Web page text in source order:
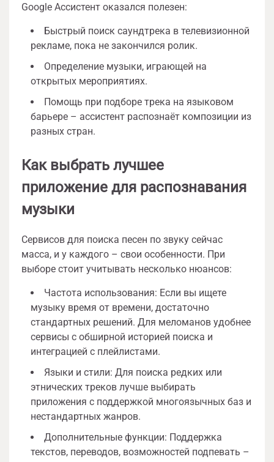
Google Ассистент оказался полезен:
Быстрый поиск саундтрека в телевизионной
рекламе, пока не закончился ролик.
Определение музыки, играющей на
открытых мероприятиях.
Помощь при подборе трека на языковом
барьере – ассистент распознаёт композиции из
разных стран.
Как выбрать лучшее
приложение для распознавания
музыки
Сервисов для поиска песен по звуку сейчас
масса, и у каждого – свои особенности. При
выборе стоит учитывать несколько нюансов:
Частота использования: Если вы ищете
музыку время от времени, достаточно
стандартных решений. Для меломанов удобнее
сервисы с обширной историей поиска и
интеграцией с плейлистами.
Языки и стили: Для поиска редких или
этнических треков лучше выбирать
приложения с поддержкой многоязычных баз и
нестандартных жанров.
Дополнительные функции: Поддержка
текстов, переводов, возможностей подпевать –